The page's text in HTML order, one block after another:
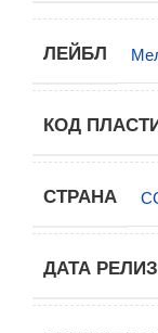
ЛЕЙБЛ
КОД
СТРАНА
ДАТА